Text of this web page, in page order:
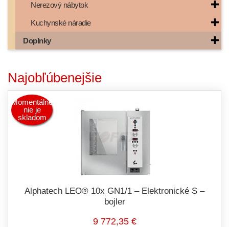
Nerezový nábytok
Kuchynské náradie
Doplnky
Najobľúbenejšie
Momentálne
nie je
skladom
Alphatech LEO® 10x GN1/1 – Elektronické S –
bojler
9 772,35 €